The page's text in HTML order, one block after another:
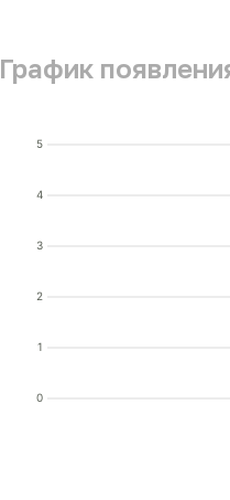
График
0
1
2
3
4
5